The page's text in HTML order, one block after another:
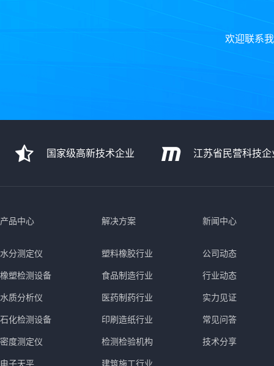
欢迎联系
国家级高新技术企业 江苏省民营科技企
产品中心
水分测定仪
橡塑检测设备
水质分析仪
石化检测设备
密度测定仪
电子天平
解决方案
塑料橡胶行业
食品制造行业
医药制药行业
印刷造纸行业
检测检验机构
建筑施工行业
新闻中心
公司动态
行业动态
实力见证
常见问答
技术分享